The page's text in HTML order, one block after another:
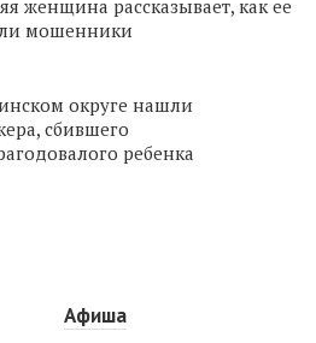
женщина рассказывает, как ее
мошенники
округе нашли
сбившего
ребенка
Афиша